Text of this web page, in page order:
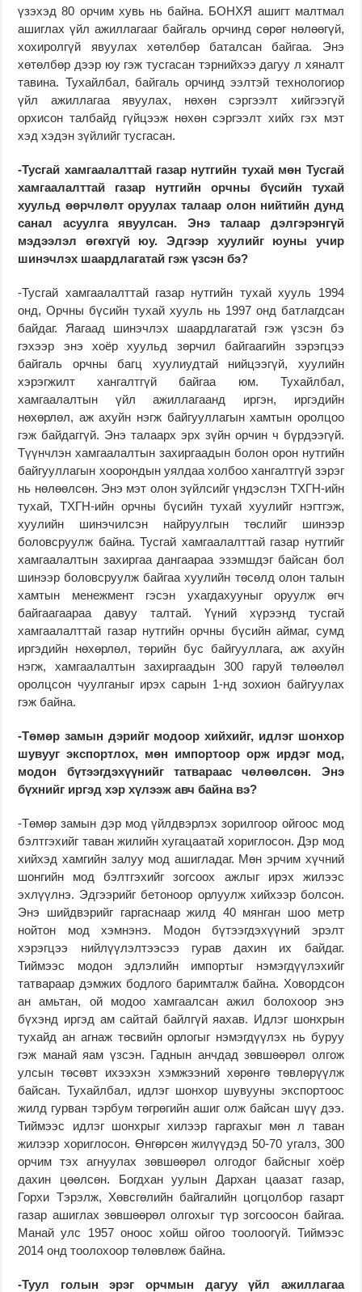
үзэхэд 80 орчим хувь нь байна. БОНХЯ ашигт малтмал
ашиглах үйл ажиллагааг байгаль орчинд сөрөг нөлөөгүй,
хохиролгүй явуулах хөтөлбөр баталсан байгаа. Энэ
хөтөлбөр дээр юу гэж тусгасан тэрнийхээ дагуу л хяналт
тавина. Тухайлбал, байгаль орчинд ээлтэй технологиор
үйл ажиллагаа явуулах, нөхөн сэргээлт хийгээгүй
орхисон талбайд гүйцээж нөхөн сэргээлт хийх гэх мэт
хэд хэдэн зүйлийг тусгасан.
-Тусгай хамгаалалттай газар нутгийн тухай мөн Тусгай
хамгаалалттай газар нутгийн орчны бүсийн тухай
хуульд өөрчлөлт оруулах талаар олон нийтийн дунд
санал асуулга явуулсан. Энэ талаар дэлгэрэнгүй
мэдээлэл өгөхгүй юу. Эдгээр хуулийг юуны учир
шинэчлэх шаардлагатай гэж үзсэн бэ?
-Тусгай хамгаалалттай газар нутгийн тухай хууль 1994
онд, Орчны бүсийн тухай хууль нь 1997 онд батлагдсан
байдаг. Яагаад шинэчлэх шаардлагатай гэж үзсэн бэ
гэхээр энэ хоёр хуульд зөрчил байгаагийн зэрэгцээ
байгаль орчны багц хуулиудтай нийцээгүй, хуулийн
хэрэгжилт хангалтгүй байгаа юм. Тухайлбал,
хамгаалалтын үйл ажиллагаанд иргэн, иргэдийн
нөхөрлөл, аж ахуйн нэгж байгууллагын хамтын оролцоо
гэж байдаггүй. Энэ талаарх эрх зүйн орчин ч бүрдээгүй.
Түүнчлэн хамгаалалтын захиргаадын болон орон нутгийн
байгууллагын хоорондын уялдаа холбоо хангалтгүй зэрэг
нь нөлөөлсөн. Энэ мэт олон зүйлсийг үндэслэн ТХГН-ийн
тухай, ТХГН-ийн орчны бүсийн тухай хуулийг нэгтгэж,
хуулийн шинэчилсэн найруулгын төслийг шинээр
боловсруулж байна. Тусгай хамгаалалттай газар нутгийг
хамгаалалтын захиргаа дангаараа эзэмшдэг байсан бол
шинээр боловсруулж байгаа хуулийн төсөлд олон талын
хамтын менежмент гэсэн ухагдахууныг оруулж өгч
байгаагаараа давуу талтай. Үүний хүрээнд тусгай
хамгаалалттай газар нутгийн орчны бүсийн аймаг, сумд
иргэдийн нөхөрлөл, төрийн бус байгууллага, аж ахуйн
нэгж, хамгаалалтын захиргаадын 300 гаруй төлөөлөл
оролцсон чуулганыг ирэх сарын 1-нд зохион байгуулах
гэж байна.
-Төмөр замын дэрийг модоор хийхийг, идлэг шонхор
шувууг экспортлох, мөн импортоор орж ирдэг мод,
модон бүтээгдэхүүнийг татвараас чөлөөлсөн. Энэ
бүхнийг иргэд хэр хүлээж авч байна вэ?
-Төмөр замын дэр мод үйлдвэрлэх зорилгоор ойгоос мод
бэлтгэхийг таван жилийн хугацаатай хориглосон. Дэр мод
хийхэд хамгийн залуу мод ашигладаг. Мөн эрчим хүчний
шонгийн мод бэлтгэхийг зогсоох ажлыг ирэх жилээс
эхлүүлнэ. Эдгээрийг бетоноор орлуулж хийхээр болсон.
Энэ шийдвэрийг гаргаснаар жилд 40 мянган шоо метр
нойтон мод хэмнэнэ. Модон бүтээгдэхүүний эрэлт
хэрэгцээ нийлүүлэлтээсээ гурав дахин их байдаг.
Тиймээс модон эдлэлийн импортыг нэмэгдүүлэхийг
татвараар дэмжих бодлого баримталж байна. Ховордсон
ан амьтан, ой модоо хамгаалсан ажил болохоор энэ
бүхэнд иргэд ам сайтай байлгүй яахав. Идлэг шонхрын
тухайд ан агнаж төсвийн орлогыг нэмэгдүүлэх нь буруу
гэж манай яам үзсэн. Гаднын анчдад зөвшөөрөл олгож
улсын төсөвт ихээхэн хэмжээний хөрөнгө төвлөрүүлж
байсан. Тухайлбал, идлэг шонхор шувууны экспортоос
жилд гурван тэрбум төгрөгийн ашиг олж байсан шүү дээ.
Тиймээс идлэг шонхрыг хилээр гаргахыг мөн л таван
жилээр хориглосон. Өнгөрсөн жилүүдэд 50-70 угалз, 300
орчим тэх агнуулах зөвшөөрөл олгодог байсныг хоёр
дахин цөөлсөн. Богдхан уулын Дархан цаазат газар,
Горхи Тэрэлж, Хөвсгөлийн байгалийн цогцолбор газарт
газар ашиглах зөвшөөрөл олгохыг түр зогсоосон байгаа.
Манай улс 1957 оноос хойш ойгоо тоолоогүй. Тиймээс
2014 онд тоолохоор төлөвлөж байна.
-Туул голын эрэг орчмын дагуу үйл ажиллагаа